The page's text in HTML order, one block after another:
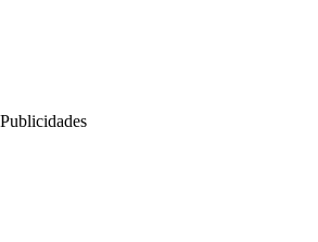
Publicidades